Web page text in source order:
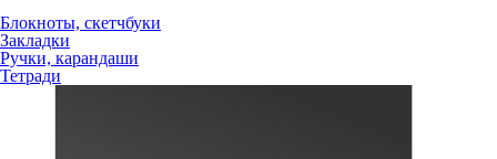
Блокноты, скетчбуки
Закладки
Ручки, карандаши
Тетради